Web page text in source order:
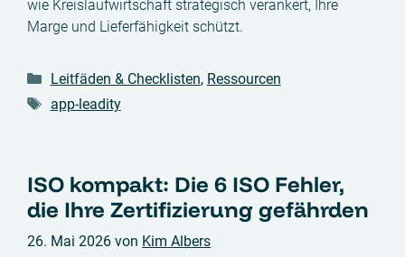
wie Kreislaufwirtschaft strategisch verankert, Ihre
Marge und Lieferfähigkeit schützt.
Kategorien
Leitfäden & Checklisten, Ressourcen
Schlagwörter
app-leadity
ISO kompakt: Die 6 ISO Fehler,
die Ihre Zertifizierung gefährden
26. Mai 2026 von Kim Albers